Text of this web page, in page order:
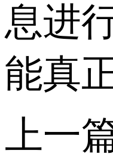
息进
能真
上一